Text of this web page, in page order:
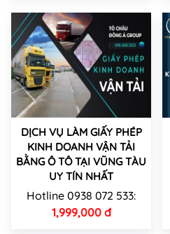
DỊCH VỤ LÀM GIẤY PHÉP
KINH DOANH VẬN TẢI
BẰNG Ô TÔ TẠI VŨNG TÀU
UY TÍN NHẤT
Hotline 0938 072 533:
1,999,000 đ